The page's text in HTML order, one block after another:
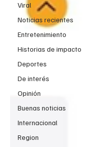
Viral
Noticias recientes
Entretenimiento
Historias de impacto
Deportes
De interés
Opinión
Buenas noticias
Internacional
Region